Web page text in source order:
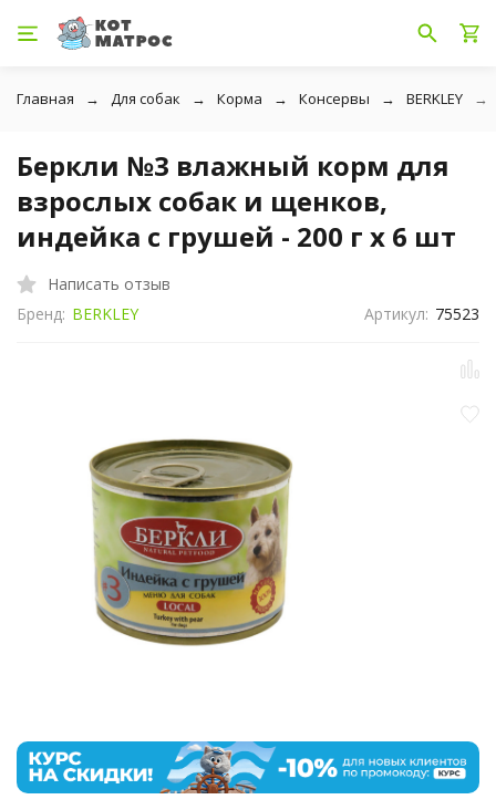
Главная Для собак Корма Консервы BERKLEY
Беркли №3 влажный корм для
взрослых собак и щенков,
индейка с грушей - 200 г x 6 шт
Написать отзыв
Бренд: BERKLEY Артикул: 75523